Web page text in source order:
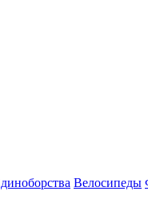
Велосипеды